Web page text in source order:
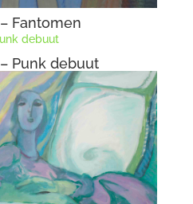
Fantomen
Punk debuut